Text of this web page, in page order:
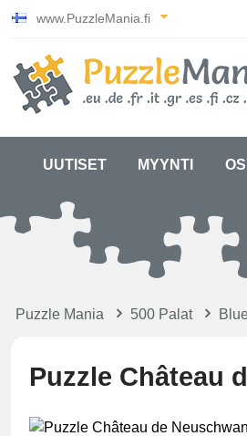
www.PuzzleMania.fi
UUTISET MYYNTI
Puzzle Mania 500 Palat
Puzzle Château